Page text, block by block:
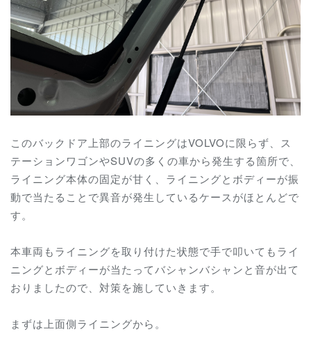
このバックドア上部のライニングはVOLVOに限らず、ス
テーションワゴンやSUVの多くの車から発生する箇所で、
ライニング本体の固定が甘く、ライニングとボディーが振
動で当たることで異音が発生しているケースがほとんどで
す。
本車両もライニングを取り付けた状態で手で叩いてもライ
ニングとボディーが当たってバシャンバシャンと音が出て
おりましたので、対策を施していきます。
まずは上面側ライニングから。